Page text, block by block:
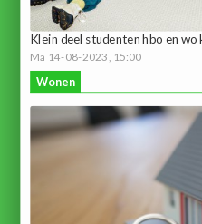
Klein deel studenten hbo en
Ma 14-08-2023, 15:00
Wonen